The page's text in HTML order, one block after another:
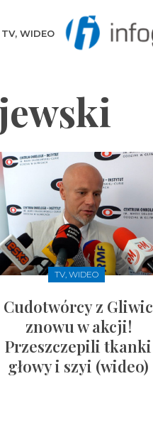
TV, WIDEO
TV, WIDEO
Cudotwórcy z Gliwic
znowu w akcji!
Przeszczepili tkanki
głowy i szyi (wideo)